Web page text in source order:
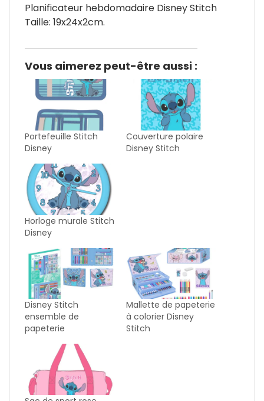
Planificateur hebdomadaire Disney Stitch
Taille: 19x24x2cm.
Vous aimerez peut-être aussi :
Portefeuille Stitch
Disney
Couverture polaire
Disney Stitch
Horloge murale Stitch
Disney
Disney Stitch
ensemble de
papeterie
Mallette de papeterie
à colorier Disney
Stitch